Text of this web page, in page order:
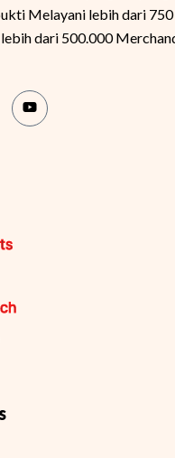
Melayani lebih dari 750
dari 500.000